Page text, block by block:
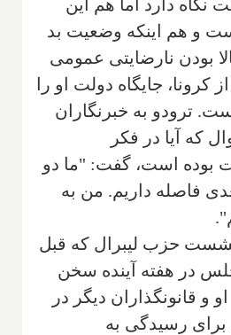
نگاه دارد اما هم این
و هم اینکه وضعیت بد
بودن نارضایتی عمومی
جایگاه دولت او را
ترودو به خبرنگاران
که آیا در فکر
بوده است، گفت: "ما دو
فاصله داریم. من به
حزب لیبرال که قبل
در هفته آینده سخن
و قانونگذاران دیگر در
رسیدگی به